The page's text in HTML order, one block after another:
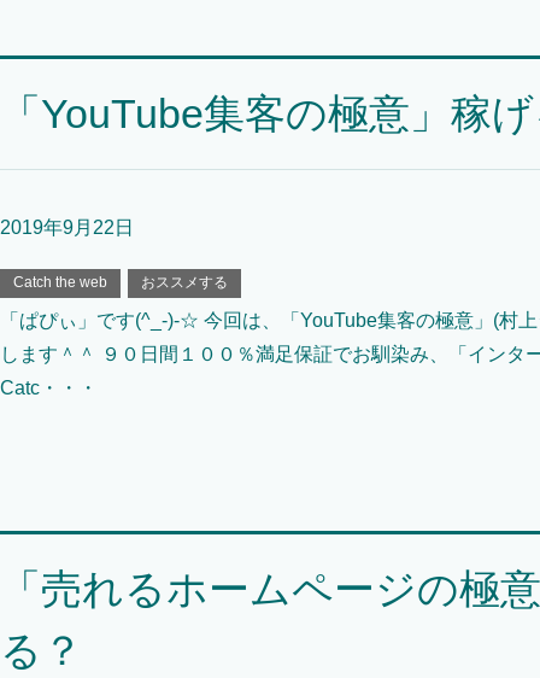
「YouTube集客の極意」稼
2019年9月22日
Catch the web おススメする
「ぱぴぃ」です(^_-)-☆ 今回は、「YouTube集客の極意」(村
します＾＾ ９０日間１００％満足保証でお馴染み、「インタ
Catc・・・
「売れるホームページの極
る？